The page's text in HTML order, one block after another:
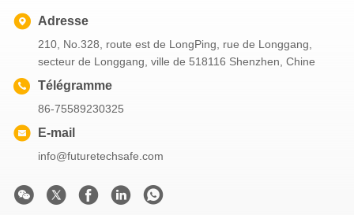
Adresse
210, No.328, route est de LongPing, rue de Longgang,
secteur de Longgang, ville de 518116 Shenzhen, Chine
Télégramme
86-75589230325
E-mail
info@futuretechsafe.com